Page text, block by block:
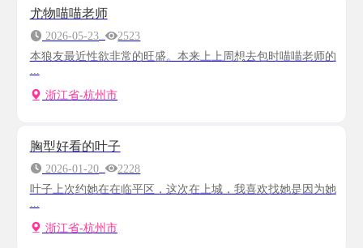
尤物喵喵老师
2026-05-23
2523
本狼友最近性欲非常的旺盛。本来上上周想去包时喵喵老师的
...
浙江省-杭州市
胸型好看的叶子
2026-01-20
2228
叶子上次约她在在临平区，这次在上城，我喜欢找她是因为她
浙江省-杭州市